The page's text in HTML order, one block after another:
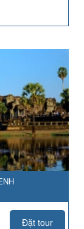
Đặt tour